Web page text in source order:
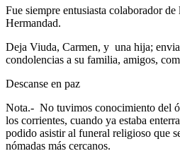
Fue siempre entusiasta colaborador de
Hermandad.
Deja Viuda, Carmen, y una hija;
condolencias a su familia, amigos,
Descanse en paz
Nota.- No tuvimos conocimiento del
los corrientes, cuando ya estaba
podido asistir al funeral religioso que
nómadas más cercanos.